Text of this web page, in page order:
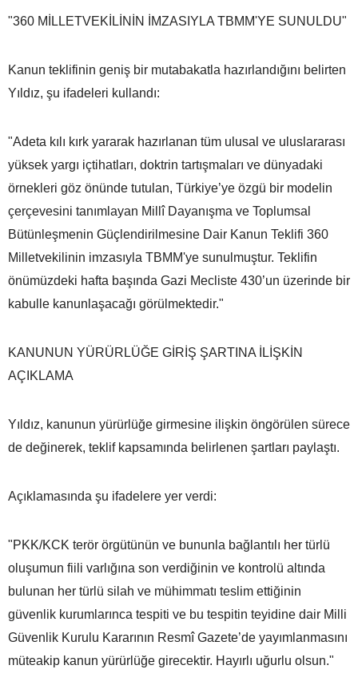
"360 MİLLETVEKİLİNİN İMZASIYLA TBMM'YE SUNULDU"
Kanun teklifinin geniş bir mutabakatla hazırlandığını belirten
Yıldız, şu ifadeleri kullandı:
"Adeta kılı kırk yararak hazırlanan tüm ulusal ve uluslararası
yüksek yargı içtihatları, doktrin tartışmaları ve dünyadaki
örnekleri göz önünde tutulan, Türkiye’ye özgü bir modelin
çerçevesini tanımlayan Millî Dayanışma ve Toplumsal
Bütünleşmenin Güçlendirilmesine Dair Kanun Teklifi 360
Milletvekilinin imzasıyla TBMM'ye sunulmuştur. Teklifin
önümüzdeki hafta başında Gazi Mecliste 430’un üzerinde bir
kabulle kanunlaşacağı görülmektedir."
KANUNUN YÜRÜRLÜĞE GİRİŞ ŞARTINA İLİŞKİN
AÇIKLAMA
Yıldız, kanunun yürürlüğe girmesine ilişkin öngörülen sürece
de değinerek, teklif kapsamında belirlenen şartları paylaştı.
Açıklamasında şu ifadelere yer verdi:
"PKK/KCK terör örgütünün ve bununla bağlantılı her türlü
oluşumun fiili varlığına son verdiğinin ve kontrolü altında
bulunan her türlü silah ve mühimmatı teslim ettiğinin
güvenlik kurumlarınca tespiti ve bu tespitin teyidine dair Milli
Güvenlik Kurulu Kararının Resmî Gazete’de yayımlanmasını
müteakip kanun yürürlüğe girecektir. Hayırlı uğurlu olsun."